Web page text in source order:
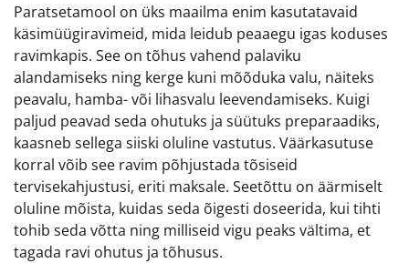
Paratsetamool on üks maailma enim kasutatavaid
käsimüügiravimeid, mida leidub peaaegu igas koduses
ravimkapis. See on tõhus vahend palaviku
alandamiseks ning kerge kuni mõõduka valu, näiteks
peavalu, hamba- või lihasvalu leevendamiseks. Kuigi
paljud peavad seda ohutuks ja süütuks preparaadiks,
kaasneb sellega siiski oluline vastutus. Väärkasutuse
korral võib see ravim põhjustada tõsiseid
tervisekahjustusi, eriti maksale. Seetõttu on äärmiselt
oluline mõista, kuidas seda õigesti doseerida, kui tihti
tohib seda võtta ning milliseid vigu peaks vältima, et
tagada ravi ohutus ja tõhusus.